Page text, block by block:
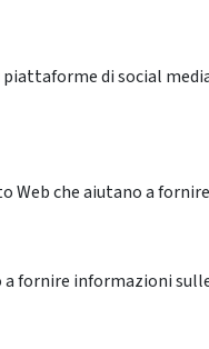
di social
che aiutano a
fornire informazioni